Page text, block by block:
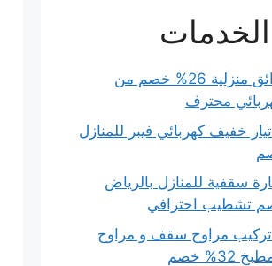
انارة حدائق منزلية 26% خصم من
محترف
خفيف كهربائي فيبر للمنازل
سقفية للمنازل بالرياض
تركيب مراوح سقف و مراوح
خصم